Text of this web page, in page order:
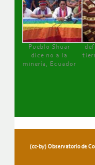
Pueblo Shuar
dice no a la
minería, Ecuador
(cc-by) Observatorio de